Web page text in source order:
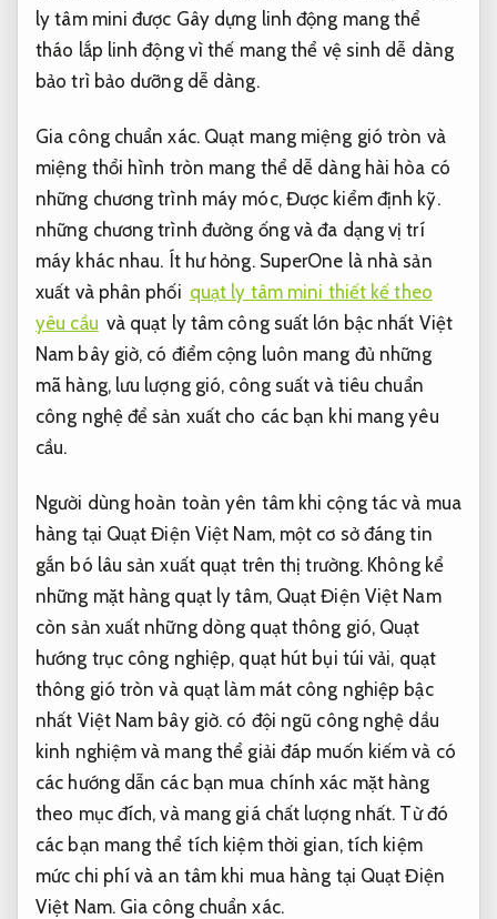
ly tâm mini được Gây dựng linh động mang thể
tháo lắp linh động vì thế mang thể vệ sinh dễ dàng
bảo trì bảo dưỡng dễ dàng.
Gia công chuẩn xác.Quạt mang miệng gió tròn và
miệng thổi hình tròn mang thể dễ dàng hài hòa có
những chương trình máy móc, Được kiểm định kỹ.
những chương trình đường ống và đa dạng vị trí
máy khác nhau. Ít hư hỏng.SuperOne là nhà sản
xuất và phân phối quạt ly tâm mini thiết kế theo
yêu cầu và quạt ly tâm công suất lớn bậc nhất Việt
Nam bây giờ, có điểm cộng luôn mang đủ những
mã hàng, lưu lượng gió, công suất và tiêu chuẩn
công nghệ để sản xuất cho các bạn khi mang yêu
cầu.
Người dùng hoàn toàn yên tâm khi cộng tác và mua
hàng tại Quạt Điện Việt Nam, một cơ sở đáng tin
gắn bó lâu sản xuất quạt trên thị trường. Không kể
những mặt hàng quạt ly tâm, Quạt Điện Việt Nam
còn sản xuất những dòng quạt thông gió, Quạt
hướng trục công nghiệp, quạt hút bụi túi vải, quạt
thông gió tròn và quạt làm mát công nghiệp bậc
nhất Việt Nam bây giờ. có đội ngũ công nghệ dầu
kinh nghiệm và mang thể giải đáp muốn kiếm và có
các hướng dẫn các bạn mua chính xác mặt hàng
theo mục đích, và mang giá chất lượng nhất. Từ đó
các bạn mang thể tích kiệm thời gian, tích kiệm
mức chi phí và an tâm khi mua hàng tại Quạt Điện
Việt Nam. Gia công chuẩn xác.